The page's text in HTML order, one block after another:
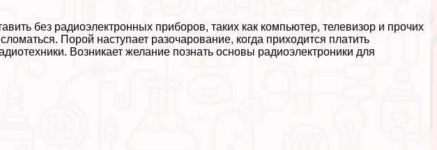
без радиоэлектронных приборов, таких как компьютер, телевизор и прочих
Порой наступает разочарование, когда приходится платить
Возникает желание познать основы радиоэлектроники для